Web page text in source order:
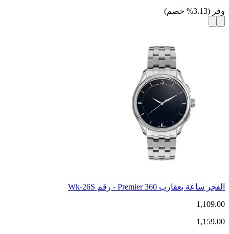
وفر (
3.13
% خصم)
الفجر ساعة بعقارب Premier 360 - رقم Wk-26S
1,109.00
1,159.00